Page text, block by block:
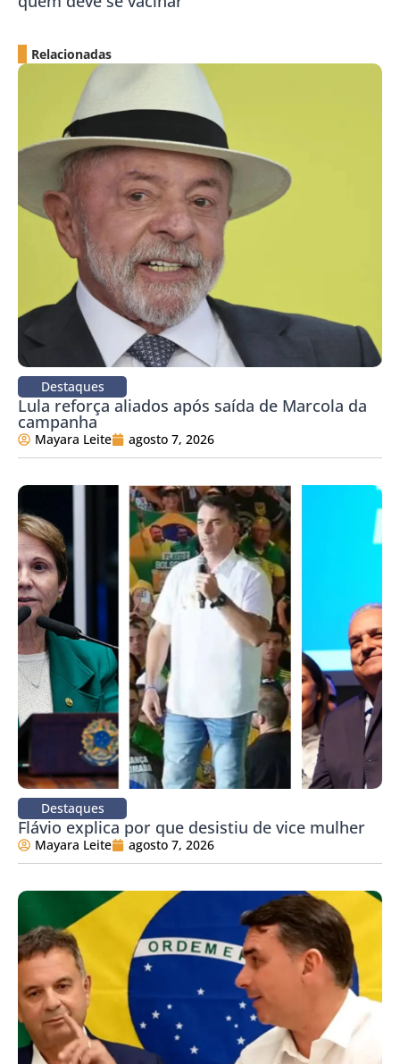
Relacionadas
Destaques
Lula reforça aliados após saída de Marcola da
campanha
Mayara Leite agosto 7, 2026
Destaques
Flávio explica por que desistiu de vice mulher
Mayara Leite agosto 7, 2026